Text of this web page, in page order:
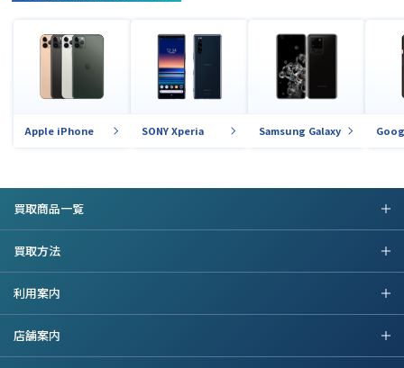
Apple iPhone SONY Xperia Samsung Galaxy
買取商品一覧
買取方法
利用案内
店舗案内